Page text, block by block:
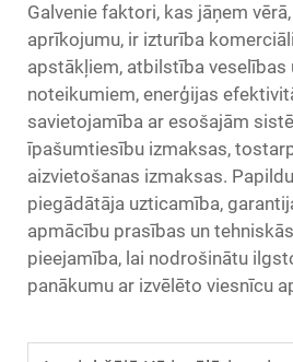
Galvenie faktori, kas jāņem
aprīkojumu, ir izturība
apstākļiem, atbilstība veselības
noteikumiem, enerģijas
savietojamība ar esošajām
īpašumtiesību izmaksas,
aizvietošanas izmaksas.
piegādātāja uzticamība,
apmācību prasības un
pieejamība, lai nodrošinātu
panākumu ar izvēlēto viesnīcu